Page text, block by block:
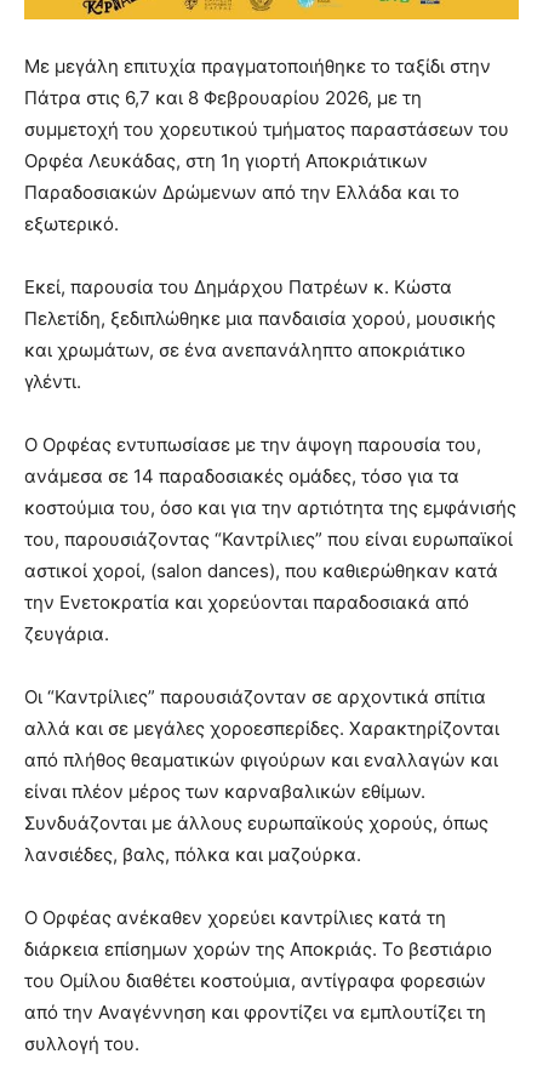
Με μεγάλη επιτυχία πραγματοποιήθηκε το ταξίδι στην
Πάτρα στις 6,7 και 8 Φεβρουαρίου 2026, με τη
συμμετοχή του χορευτικού τμήματος παραστάσεων του
Ορφέα Λευκάδας, στη 1η γιορτή Αποκριάτικων
Παραδοσιακών Δρώμενων από την Ελλάδα και το
εξωτερικό.
Εκεί, παρουσία του Δημάρχου Πατρέων κ. Κώστα
Πελετίδη, ξεδιπλώθηκε μια πανδαισία χορού, μουσικής
και χρωμάτων, σε ένα ανεπανάληπτο αποκριάτικο
γλέντι.
Ο Ορφέας εντυπωσίασε με την άψογη παρουσία του,
ανάμεσα σε 14 παραδοσιακές ομάδες, τόσο για τα
κοστούμια του, όσο και για την αρτιότητα της εμφάνισής
του, παρουσιάζοντας “Καντρίλιες” που είναι ευρωπαϊκοί
αστικοί χοροί, (salon dances), που καθιερώθηκαν κατά
την Ενετοκρατία και χορεύονται παραδοσιακά από
ζευγάρια.
Οι “Καντρίλιες” παρουσιάζονταν σε αρχοντικά σπίτια
αλλά και σε μεγάλες χοροεσπερίδες. Χαρακτηρίζονται
από πλήθος θεαματικών φιγούρων και εναλλαγών και
είναι πλέον μέρος των καρναβαλικών εθίμων.
Συνδυάζονται με άλλους ευρωπαϊκούς χορούς, όπως
λανσιέδες, βαλς, πόλκα και μαζούρκα.
Ο Ορφέας ανέκαθεν χορεύει καντρίλιες κατά τη
διάρκεια επίσημων χορών της Αποκριάς. Το βεστιάριο
του Ομίλου διαθέτει κοστούμια, αντίγραφα φορεσιών
από την Αναγέννηση και φροντίζει να εμπλουτίζει τη
συλλογή του.